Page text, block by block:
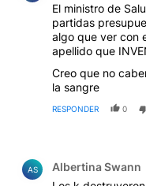
El ministro de
partidas
algo que ver con
apellido que
Creo que no
la sangre
RESPONDER 0
AS Albertina Swann